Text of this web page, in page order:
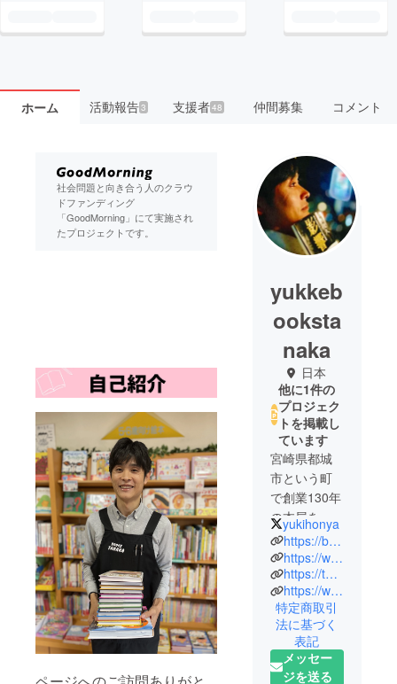
ホーム 活動報告3 支援者48 仲間募集 コメント
社会問題と向き合う人のクラウ
ドファンディング
「GoodMorning」にて実施され
たプロジェクトです。
yukkeb
ooksta
naka
日本
他に1件の
プロジェク
トを掲載し
ています
宮崎県都城
市という町
で創業130年
の本屋を営
んでおりま
す。出版業
界が衰退し
ていく中
で、新しい
形で本を売
るために新
しい挑戦を
yukihonya
https://bookstanaka.com/
https://www.facebook.com/yuki.tanaka.5437923
https://twitter.com/yukihonya
https://www.instagram.com/yukke_bookstanaka/
特定商取引
法に基づく
表記
メッセー
ジを送る